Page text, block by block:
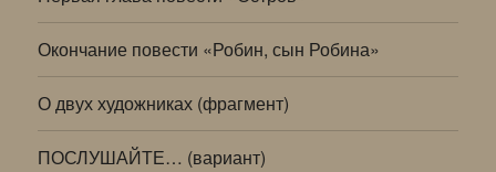
Окончание повести «Робин, сын Робина»
О двух художниках (фрагмент)
ПОСЛУШАЙТЕ… (вариант)